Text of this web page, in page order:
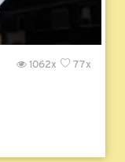
77x
1062x